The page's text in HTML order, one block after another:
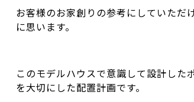
お客様のお家創りの参考にしていただ
に思います。
このモデルハウスで意識して設計した
を大切にした配置計画です。